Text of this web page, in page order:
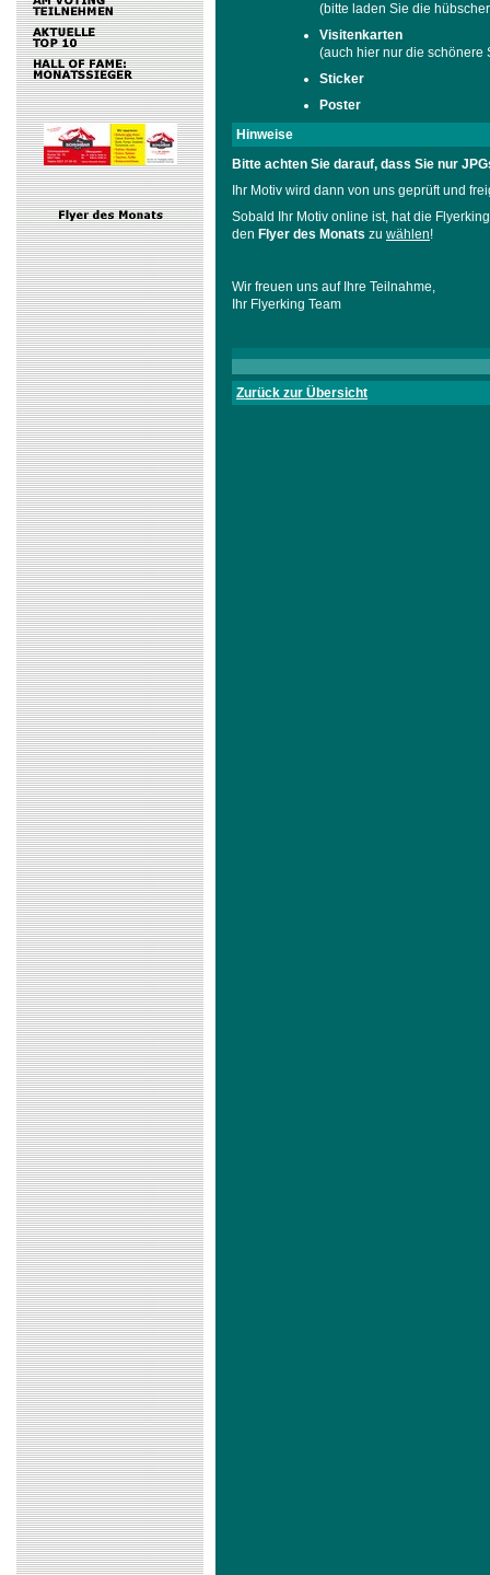
(bitte laden Sie die
Visitenkarten
(auch hier nur die schönere
Sticker
Poster
Hinweise
Bitte achten Sie darauf, dass Sie nur
Ihr Motiv wird dann von uns geprüft und
Sobald Ihr Motiv online ist, hat die
den Flyer des Monats zu wählen!
Wir freuen uns auf Ihre Teilnahme,
Ihr Flyerking Team
Zurück zur Übersicht